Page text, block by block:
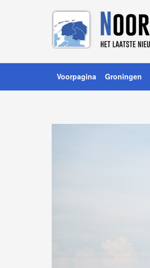
Voorpagina Groningen